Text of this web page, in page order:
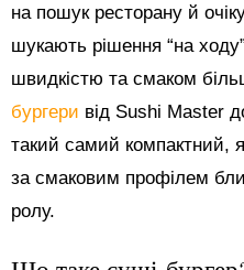
на пошук ресторану й
шукають рішення “на
швидкістю та смаком
бургери від Sushi Master
такий самий компактний,
за смаковим профілем
ролу.